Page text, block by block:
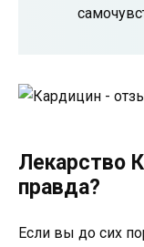
Лекарство
правда?
Если вы до сих